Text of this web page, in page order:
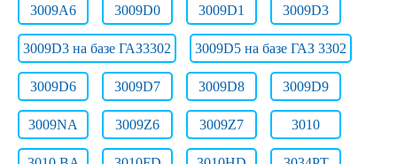
3009A6 3009D0 3009D1 3009D3
3009D3 на базе ГАЗ3302 3009D5 на базе ГАЗ 3302
3009D6 3009D7 3009D8 3009D9
3009NA 3009Z6 3009Z7 3010